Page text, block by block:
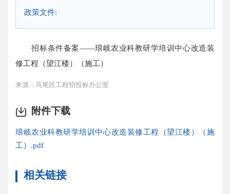
政策文件:
招标条件备案——琅岐农业科教研学培训中心改造装
修工程（望江楼）（施工）
来源：马尾区工程招投标办公室
附件下载
琅岐农业科教研学培训中心改造装修工程（望江楼）（施
工）.pdf
相关链接